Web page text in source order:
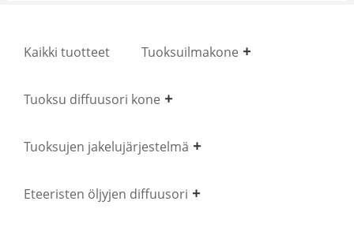
Kaikki tuotteet Tuoksuilmakone
Tuoksu diffuusori kone
Tuoksujen jakelujärjestelmä
Eteeristen öljyjen diffuusori